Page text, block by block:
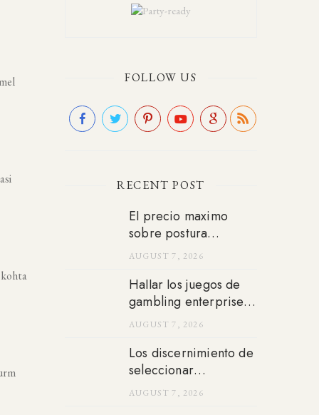
FOLLOW US
RECENT POST
El precio maximo
sobre postura
permitido para poder
seri�a de cinco�
AUGUST 7, 2026
Hallar los juegos de
gambling enterprise
gratis seri�a great
nunca
AUGUST 7, 2026
Los discernimiento de
seleccionar
proveedores sobre
AUGUST 7, 2026